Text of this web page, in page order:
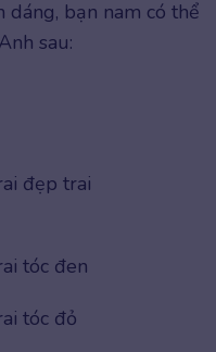
bạn nam có thể
sau:
đẹp trai
tóc đen
tóc đỏ